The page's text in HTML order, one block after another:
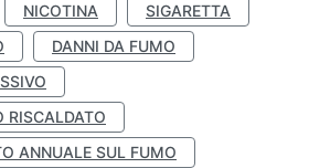
NICOTINA
SIGARETTA
DANNI DA FUMO
RISCALDATO
ANNUALE SUL FUMO